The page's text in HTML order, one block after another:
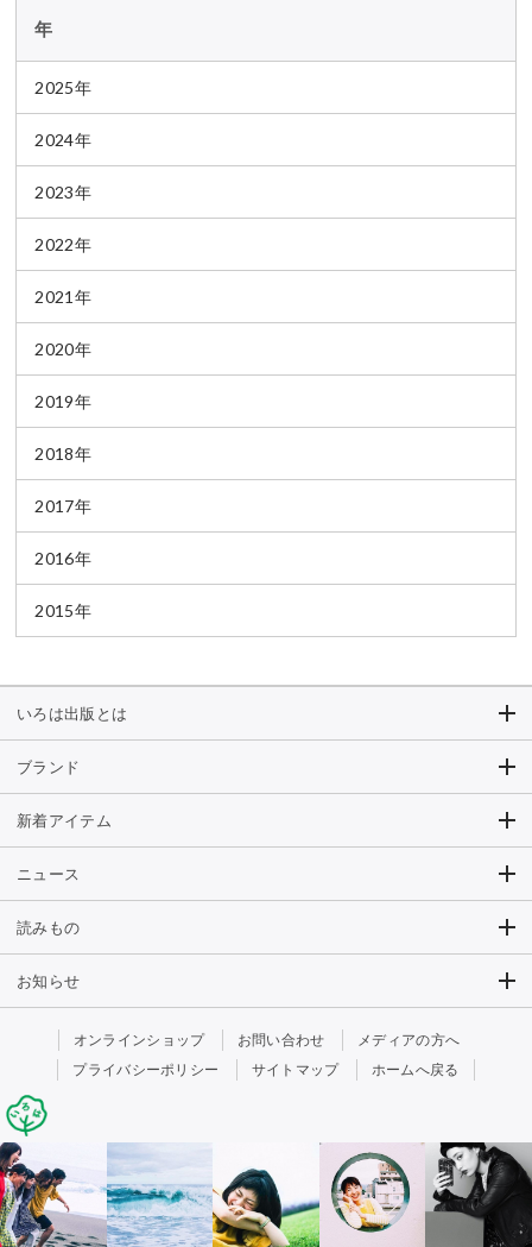
年
2025年
2024年
2023年
2022年
2021年
2020年
2019年
2018年
2017年
2016年
2015年
いろは出版とは
ブランド
新着アイテム
ニュース
読みもの
お知らせ
オンラインショップ お問い合わせ
メディアの方へ
プライバシーポリシー
サイトマップ ホームへ戻る